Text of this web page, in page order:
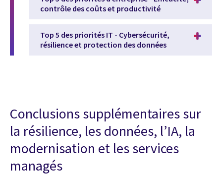
contrôle des coûts et productivité
Top 5 des priorités IT - Cybersécurité,
résilience et protection des données
Conclusions supplémentaires sur
la résilience, les données, l’IA, la
modernisation et les services
managés